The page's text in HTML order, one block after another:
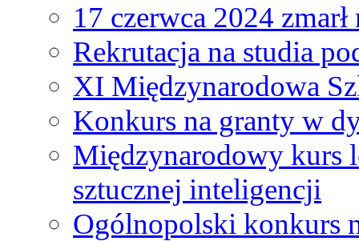
17 czerwca 2024
Rekrutacja na studia
XI Międzynarodowa
Konkurs na granty w
Międzynarodowy kurs
sztucznej inteligencji
Ogólnopolski konkurs